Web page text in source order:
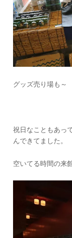
グッズ売り場も～
祝日なこともあ
んできてました。
空いてる時間の来